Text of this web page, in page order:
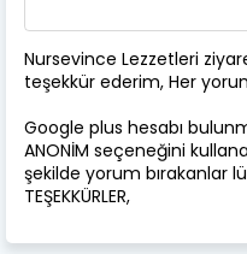
Nursevince Lezzetleri
teşekkür ederim, Her
Google plus hesabı
ANONİM seçeneğini
şekilde yorum bırakanlar
TEŞEKKÜRLER,